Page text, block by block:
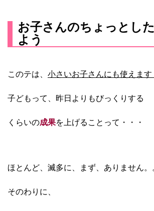
お子さんのちょっとし
よう
このテは、 小さいお子さんにも使えます
子どもって、昨日よりもびっくりする
くらいの成果を上げることって・・・
ほとんど、 滅多に、 まず、 ありません。
そのわりに、